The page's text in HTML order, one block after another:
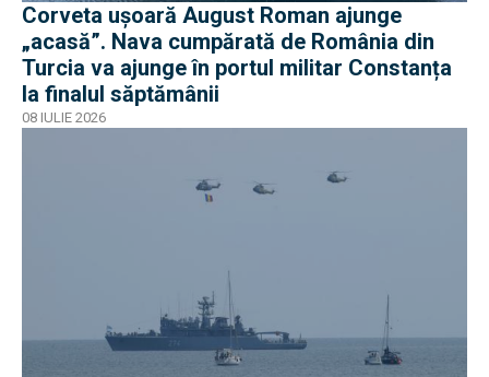
Corveta ușoară August Roman ajunge
„acasă”. Nava cumpărată de România din
Turcia va ajunge în portul militar Constanța
la finalul săptămânii
08 IULIE 2026